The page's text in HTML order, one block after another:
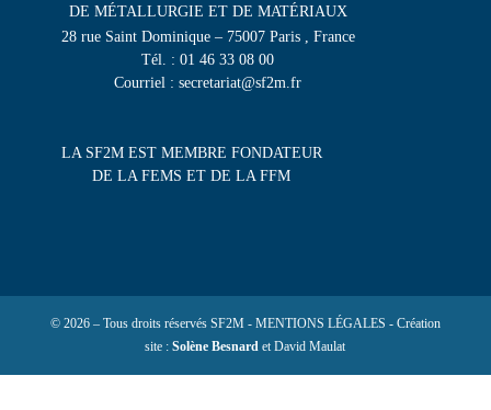
DE MÉTALLURGIE ET DE MATÉRIAUX
28 rue Saint Dominique – 75007 Paris , France
Tél. : 01 46 33 08 00
Courriel : secretariat@sf2m.fr
LA SF2M EST MEMBRE FONDATEUR
DE LA FEMS ET DE LA FFM
© 2026 – Tous droits réservés SF2M - MENTIONS LÉGALES - Création
site :Solène Besnard et David Maulat